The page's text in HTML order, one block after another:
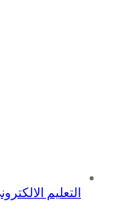
التعليم